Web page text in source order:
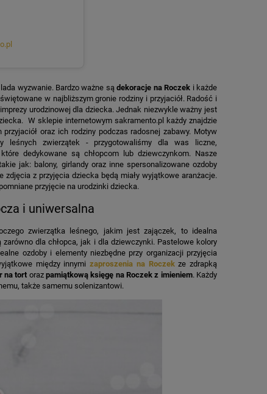
wyzwanie. Bardzo ważne są dekoracje na Roczek i każde
w najbliższym gronie rodziny i przyjaciół. Radość i
urodzinowej dla dziecka. Jednak niezwykle ważny jest
W sklepie internetowym sakramento.pl każdy znajdzie
oraz ich rodziny podczas radosnej zabawy. Motyw
leśnych zwierzątek - przygotowaliśmy dla was liczne,
dedykowane są chłopcom lub dziewczynkom. Nasze
jak: balony, girlandy oraz inne spersonalizowane ozdoby
zdjęcia z przyjęcia dziecka będą miały wyjątkowe aranżacje.
przyjęcie na urodzinki dziecka.
i uniwersalna
zwierzątka leśnego, jakim jest zajączek, to idealna
zarówno dla chłopca, jak i dla dziewczynki. Pastelowe kolory
ozdoby i elementy niezbędne przy organizacji przyjęcia
między innymizaproszenia na Roczekze zdrapką
na tort orazpamiątkową księgę na Roczek z imieniem. Każdy
także samemu solenizantowi.